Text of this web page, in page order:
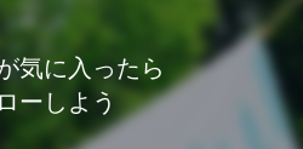
気に入ったら
ーしよう